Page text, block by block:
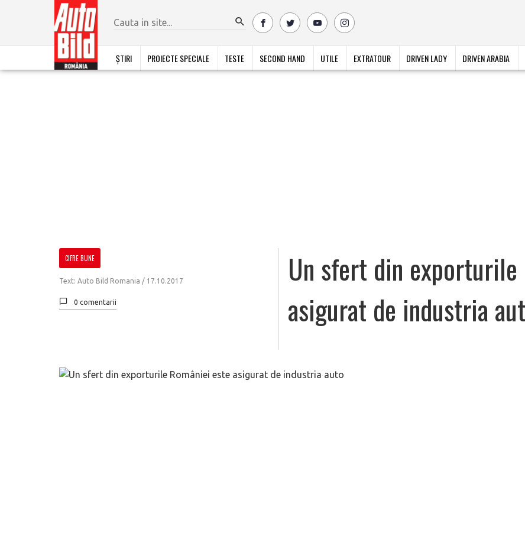
ȘTIRI PROIECTE SPECIALE TESTE SECOND HAND UTILE EXTRATOUR DRIVEN LADY DRIVEN ARABIA
CIFRE BUNE
Text: Auto Bild Romania / 17.10.2017
0 comentarii
Un sfert din exporturile
asigurat de industria